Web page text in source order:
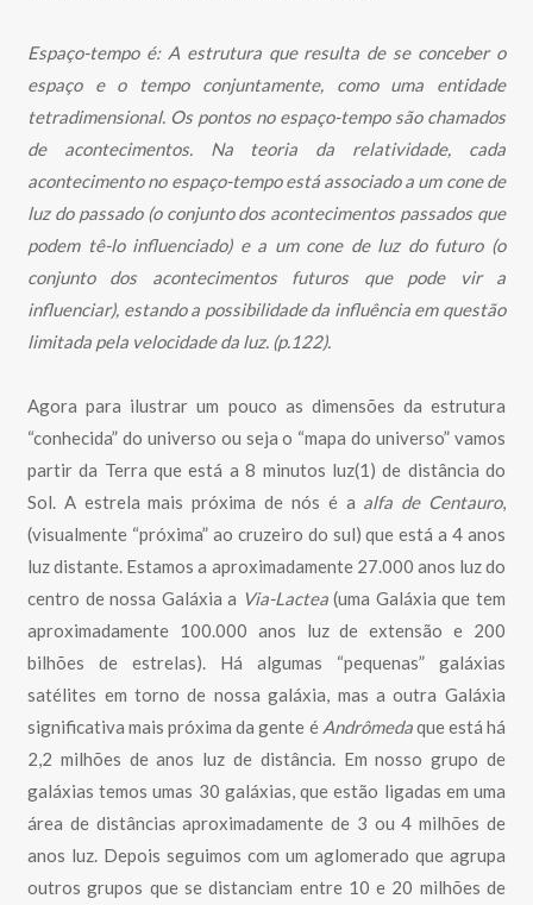
Espaço-tempo é: A estrutura que resulta de se conceber o
espaço e o tempo conjuntamente, como uma entidade
tetradimensional. Os pontos no espaço-tempo são chamados
de acontecimentos. Na teoria da relatividade, cada
acontecimento no espaço-tempo está associado a um cone de
luz do passado (o conjunto dos acontecimentos passados que
podem tê-lo influenciado) e a um cone de luz do futuro (o
conjunto dos acontecimentos futuros que pode vir a
influenciar), estando a possibilidade da influência em questão
limitada pela velocidade da luz. (p.122).
Agora para ilustrar um pouco as dimensões da estrutura
“conhecida” do universo ou seja o “mapa do universo” vamos
partir da Terra que está a 8 minutos luz(1) de distância do
Sol. A estrela mais próxima de nós é a alfa de Centauro,
(visualmente “próxima” ao cruzeiro do sul) que está a 4 anos
luz distante. Estamos a aproximadamente 27.000 anos luz do
centro de nossa Galáxia a Via-Lactea(uma Galáxia que tem
aproximadamente 100.000 anos luz de extensão e 200
bilhões de estrelas). Há algumas “pequenas” galáxias
satélites em torno de nossa galáxia, mas a outra Galáxia
significativa mais próxima da gente é Andrômedaque está há
2,2 milhões de anos luz de distância. Em nosso grupo de
galáxias temos umas 30 galáxias, que estão ligadas em uma
área de distâncias aproximadamente de 3 ou 4 milhões de
anos luz. Depois seguimos com um aglomerado que agrupa
outros grupos que se distanciam entre 10 e 20 milhões de